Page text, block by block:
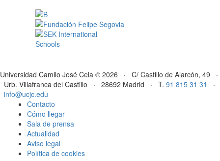
Universidad Camilo José Cela © 2026 · C/ Castillo de Alarcón, 49 ·
Urb. Villafranca del Castillo · 28692 Madrid · T. 91 815 31 31
·
info@ucjc.edu
Contacto
Cómo llegar
Sala de prensa
Actualidad
Aviso legal
Política de cookies